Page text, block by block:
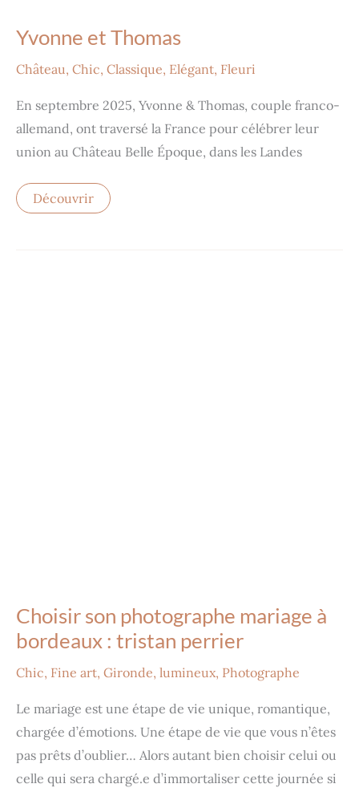
Yvonne et Thomas
Château, Chic, Classique, Elégant, Fleuri
En septembre 2025, Yvonne & Thomas, couple franco-
allemand, ont traversé la France pour célébrer leur
union au Château Belle Époque, dans les Landes
Découvrir
Choisir son photographe mariage à
bordeaux : tristan perrier
Chic, Fine art, Gironde, lumineux, Photographe
Le mariage est une étape de vie unique, romantique,
chargée d’émotions. Une étape de vie que vous n’êtes
pas prêts d’oublier… Alors autant bien choisir celui ou
celle qui sera chargé.e d’immortaliser cette journée si